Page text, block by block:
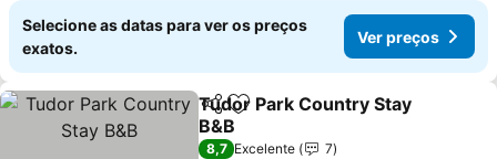
Selecione as datas para ver os preços
exatos.
Ver preços
PartilharAdicionar aos favoritos
Tudor Park Country Stay
B&B
8,7 Excelente
7